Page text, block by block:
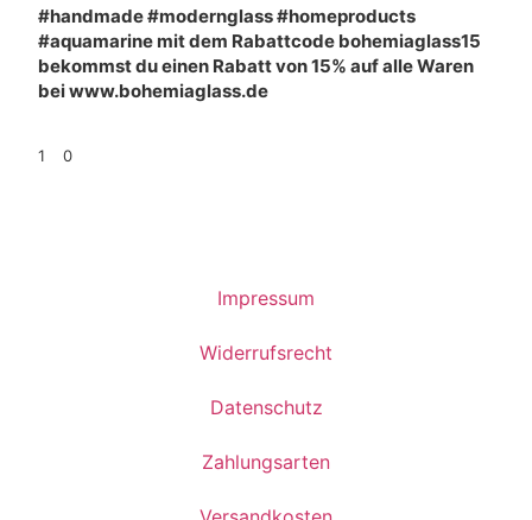
#handmade #modernglass #homeproducts
#aquamarine mit dem Rabattcode bohemiaglass15
bekommst du einen Rabatt von 15% auf alle Waren
bei www.bohemiaglass.de
1 0
Impressum
Widerrufsrecht
Datenschutz
Zahlungsarten